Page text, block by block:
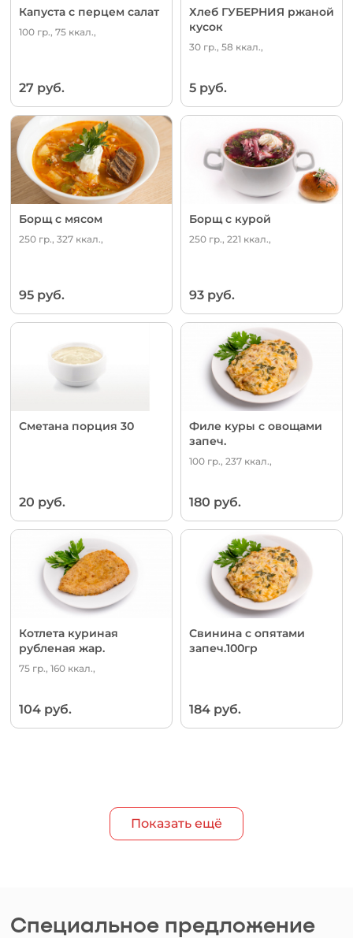
Капуста с перцем салат
100 гр., 75 ккал.,
27 руб.
Хлеб ГУБЕРНИЯ ржаной
кусок
30 гр., 58 ккал.,
5 руб.
Борщ с мясом
250 гр., 327 ккал.,
95 руб.
Борщ с курой
250 гр., 221 ккал.,
93 руб.
Сметана порция 30
20 руб.
Филе куры с овощами
запеч.
100 гр., 237 ккал.,
180 руб.
Котлета куриная
рубленая жар.
75 гр., 160 ккал.,
104 руб.
Свинина с опятами
запеч.100гр
184 руб.
Показать ещё
Специальное предложение